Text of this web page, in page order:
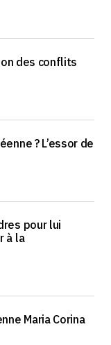
des conflits
? L’essor de
pour lui
à la
Maria Corina